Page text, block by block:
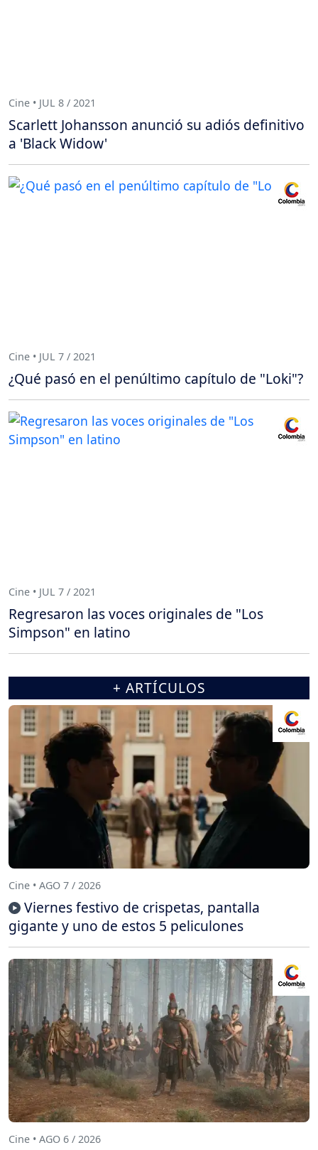
Cine • JUL 8 / 2021
Scarlett Johansson anunció su adiós definitivo
a 'Black Widow'
Cine • JUL 7 / 2021
¿Qué pasó en el penúltimo capítulo de "Loki"?
Cine • JUL 7 / 2021
Regresaron las voces originales de "Los
Simpson" en latino
+ ARTÍCULOS
Cine • AGO 7 / 2026
Viernes festivo de crispetas, pantalla
gigante y uno de estos 5 peliculones
Cine • AGO 6 / 2026